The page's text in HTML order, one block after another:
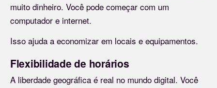
muito dinheiro. Você pode começar com um
computador e internet.
Isso ajuda a economizar em locais e equipamentos.
Flexibilidade de horários
A liberdade geográfica é real no mundo digital. Você